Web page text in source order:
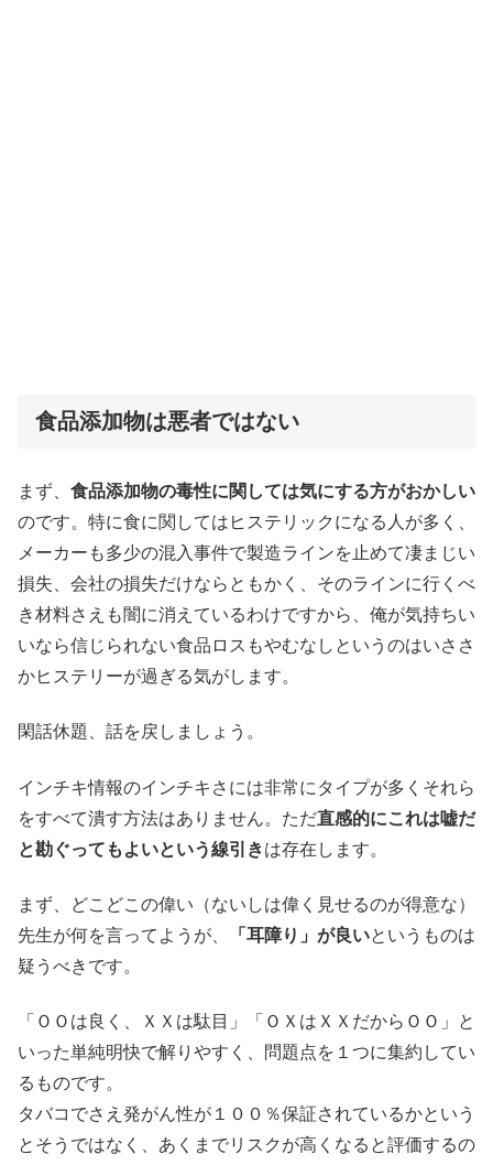
食品添加物は悪者ではない
まず、 食品添加物の毒性に関しては気にする方がおかしい
のです。特に食に関してはヒステリックになる人が多く、
メーカーも多少の混入事件で製造ラインを止めて凄まじい
損失、会社の損失だけならともかく、そのラインに行くべ
き材料さえも闇に消えているわけですから、俺が気持ちい
いなら信じられない食品ロスもやむなしというのはいささ
かヒステリーが過ぎる気がします。
閑話休題、話を戻しましょう。
インチキ情報のインチキさには非常にタイプが多くそれら
をすべて潰す方法はありません。ただ直感的にこれは嘘だ
と勘ぐってもよいという線引きは存在します。
まず、どこどこの偉い（ないしは偉く見せるのが得意な）
先生が何を言ってようが、
「耳障り」が良いというものは
疑うべきです。
「ＯＯは良く、ＸＸは駄目」「ＯＸはＸＸだからＯＯ」と
いった単純明快で解りやすく、問題点を１つに集約してい
るものです。
タバコでさえ発がん性が１００％保証されているかという
とそうではなく、あくまでリスクが高くなると評価するの